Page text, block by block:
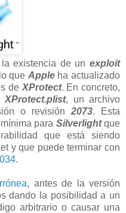
existencia de un exploit
que Apple ha actualizado
de XProtect. En concreto,
XProtect.plist, un archivo
o revisión2073. Esta
para Silverlight que
que está siendo
y que puede terminar con
.
, antes de la versión
dando la posibilidad a un
arbitrario o causar una